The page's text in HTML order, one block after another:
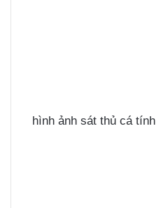
hình ảnh sát thủ cá tính